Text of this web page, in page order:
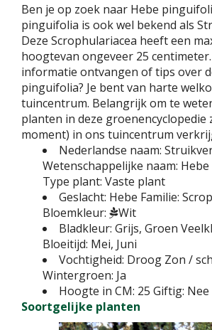
Ben je op zoek naar Hebe
pinguifolia is ook wel bekend als
Deze Scrophulariacea heeft een
hoogtevan ongeveer 25
informatie ontvangen of tips over
pinguifolia? Je bent van harte
tuincentrum. Belangrijk om te
planten in deze groenencyclopedie
moment) in ons tuincentrum
Nederlandse naam:
Wetenschappelijke naam:
Type plant: Vaste plant
Geslacht: Hebe Familie:
Bloemkleur:
Wit
Bladkleur: Grijs, Groen
Bloeitijd: Mei, Juni
Vochtigheid: Droog Zon /
Wintergroen: Ja
Hoogte in CM: 25 Giftig: Nee
Soortgelijke planten